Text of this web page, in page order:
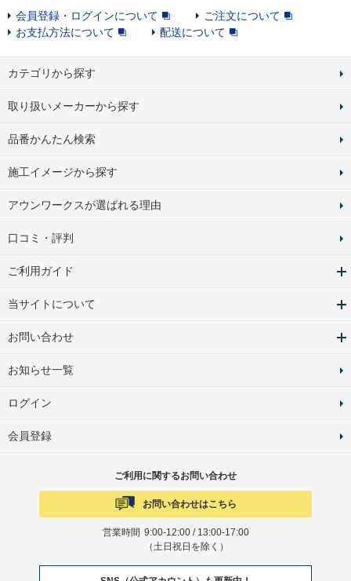
会員登録・ログインについて
ご注文について
お支払方法について
配送について
カテゴリから探す
取り扱いメーカーから探す
品番かんたん検索
施工イメージから探す
アウンワークスが選ばれる理由
口コミ・評判
ご利用ガイド
当サイトについて
お問い合わせ
お知らせ一覧
ログイン
会員登録
ご利用に関するお問い合わせ
お問い合わせはこちら
営業時間 9:00-12:00 / 13:00-17:00
（土日祝日を除く）